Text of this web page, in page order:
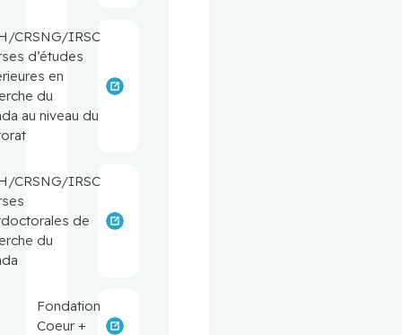
CRSNG/IRSC
d’études
en
du
au niveau du
CRSNG/IRSC
de
du
Fondation
Coeur +